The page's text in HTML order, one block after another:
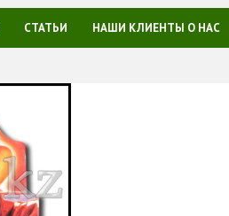
СТАТЬИ НАШИ КЛИЕНТЫ О НАС